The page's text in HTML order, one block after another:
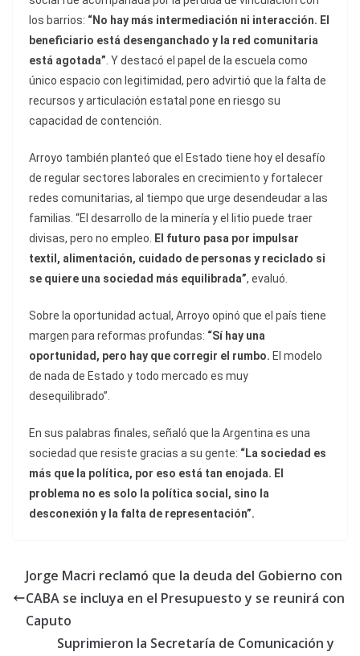
los barrios: “No hay más intermediación ni interacción. El
beneficiario está desenganchado y la red comunitaria
está agotada”. Y destacó el papel de la escuela como
único espacio con legitimidad, pero advirtió que la falta de
recursos y articulación estatal pone en riesgo su
capacidad de contención.
Arroyo también planteó que el Estado tiene hoy el desafío
de regular sectores laborales en crecimiento y fortalecer
redes comunitarias, al tiempo que urge desendeudar a las
familias. “El desarrollo de la minería y el litio puede traer
divisas, pero no empleo. El futuro pasa por impulsar
textil, alimentación, cuidado de personas y reciclado si
se quiere una sociedad más equilibrada”, evaluó.
Sobre la oportunidad actual, Arroyo opinó que el país tiene
margen para reformas profundas: “Sí hay una
oportunidad, pero hay que corregir el rumbo. El modelo
de nada de Estado y todo mercado es muy
desequilibrado”.
En sus palabras finales, señaló que la Argentina es una
sociedad que resiste gracias a su gente: “La sociedad es
más que la política, por eso está tan enojada. El
problema no es solo la política social, sino la
desconexión y la falta de representación”.
Jorge Macri reclamó que la deuda del Gobierno con
CABA se incluya en el Presupuesto y se reunirá con
Caputo
Suprimieron la Secretaría de Comunicación y